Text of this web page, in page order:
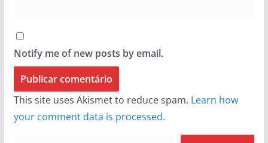
Notify me of new posts by email.
This site uses Akismet to reduce spam. Learn how
your comment data is processed.